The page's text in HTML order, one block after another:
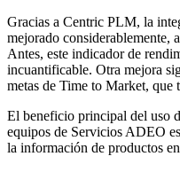
Gracias a Centric PLM, la
mejorado considerablemente,
Antes, este indicador de
incuantificable. Otra mejora
metas de Time to Market, que
El beneficio principal del uso
equipos de Servicios ADEO
la información de productos